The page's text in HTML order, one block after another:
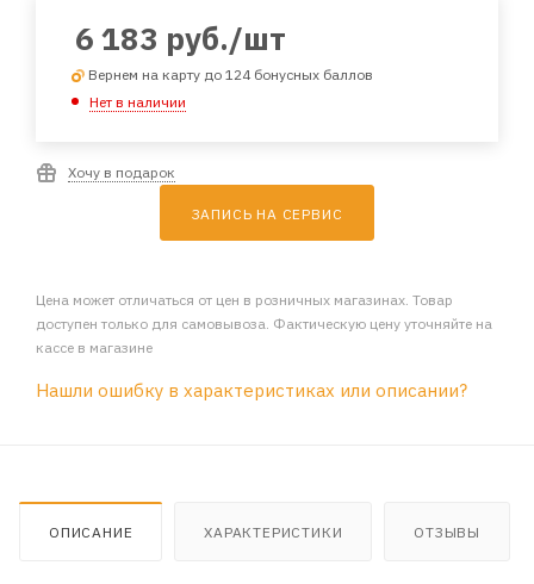
6 183 руб./шт
Вернем на карту до 124 бонусных баллов
Нет в наличии
Хочу в подарок
ЗАПИСЬ НА СЕРВИС
Цена может отличаться от цен в розничных магазинах. Товар
доступен только для самовывоза. Фактическую цену уточняйте на
кассе в магазине
Нашли ошибку в характеристиках или описании?
ОПИСАНИЕ ХАРАКТЕРИСТИКИ ОТЗЫВЫ